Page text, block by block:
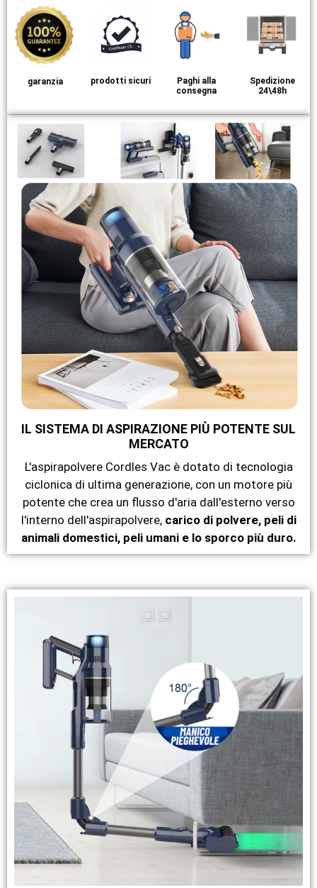
garanzia prodotti sicuri
Paghi alla
consegna
Spedizione
24\48h
IL SISTEMA DI ASPIRAZIONE PIÙ POTENTE SUL
MERCATO
L'aspirapolvere Cordles Vac è dotato di tecnologia
ciclonica di ultima generazione, con un motore più
potente che crea un flusso d'aria dall'esterno verso
l'interno dell'aspirapolvere, carico di polvere, peli di
animali domestici, peli umani e lo sporco più duro.